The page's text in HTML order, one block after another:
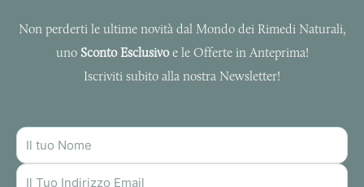
Non perderti le ultime novità dal Mondo dei Rimedi Naturali,
uno Sconto Esclusivoe le Offerte in Anteprima!
Iscriviti subito alla nostra Newsletter!
NOME
INDIRIZZO